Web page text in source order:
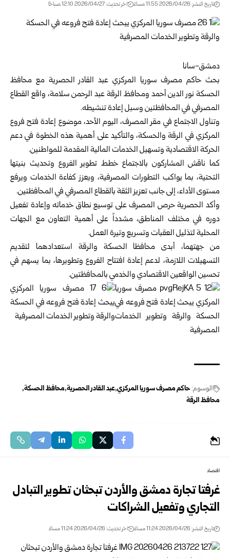
تاريخ النشر: 2026/04/26 11:55 مساءً اخر تحديث: 2026/04/27 12:10 صباحًا
دمشق-سانا
بحثحاكم مصرف سوريا المركزي عبد القادر الحصرية مع محافظ
الحسكة نور الدين أحمد ومحافظ الرقةعبد الرحمن سلامة، واقع القطاع
المصرفي في المحافظتين وسبل إعادة تنشيطه.
وتناول الاجتماع في مقر المصرف، اليوم الأحد، موضوع إعادة فتح فروع
المركزي في الرقة والحسكة، والتأكيد على أهمية هذه الخطوة في دعم
الحركة الاقتصادية وتسهيل الخدمات المالية المقدمة للمواطنين.
كما ناقش المشاركون بالاجتماع خطط تطوير الفروع وتحديث بنيتها
التحتية، بما يواكب التطورات المصرفية، ويعزز كفاءة الخدمات ويرفع
مستوى الأداء، إلى جانب تعزيز الثقة بالقطاع المصرفي في المحافظتين.
وأكد الحصرية حرص المصرف على توسيع نطاق خدماته وإعادة تفعيل
دوره في مختلف المناطق، مشدداً على أهمية التعاون مع الجهات
المحلية لتذليل العقبات وتسريع وتيرة العمل.
من جهتهما، أبدى محافظا الحسكة والرقة استعدادهما لتقديم
التسهيلات اللازمة، لدعم إعادة افتتاح الفروع وتطويرها، بما يسهم في
تحسين الواقعين الاقتصادي والخدمي بالمحافظتين.
الوسوم:حاكم مصرف سوريا المركزي عبد القادر الحصرية محافظ الحسكة
محافظ الرقة
اقتصاد
غرفتا تجارة دمشق والأردن تبحثان تطوير التبادل
التجاري وتفعيل الشراكات
تاريخ النشر: 2026/04/26 11:24 مساءً اخر تحديث: 2026/04/26 11:24 مساءً